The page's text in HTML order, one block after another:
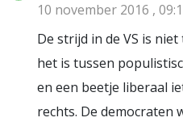
10 november 2016 ,
De strijd in de VS is
het is tussen
en een beetje liberaal
rechts. De democraten